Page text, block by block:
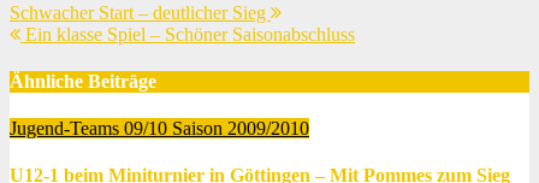
Schwacher Start – deutlicher Sieg
Ein klasse Spiel – Schöner Saisonabschluss
Ähnliche Beiträge
Jugend-Teams 09/10 Saison 2009/2010
U12-1 beim Miniturnier in Göttingen – Mit Pommes zum Sieg